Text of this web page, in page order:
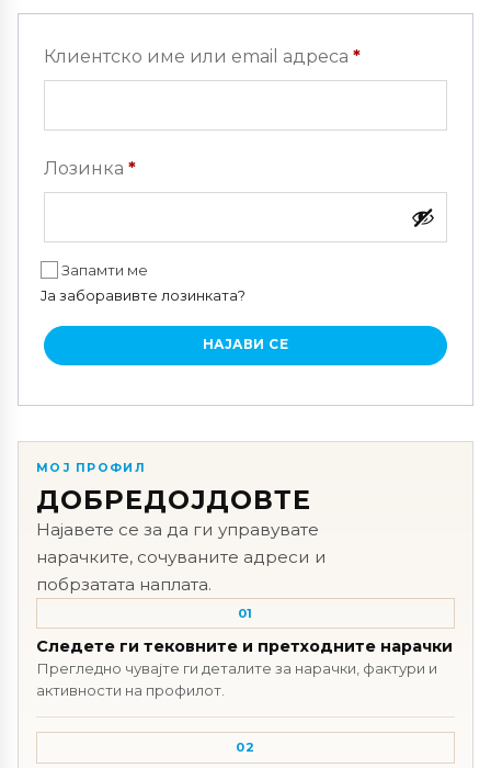
Клиентско име или email адреса *
Лозинка *Задолжително
Запамти ме
Ја заборавивте лозинката?
НАЈАВИ СЕ
МОЈ ПРОФИЛ
ДОБРЕДОЈДОВТЕ
Најавете се за да ги управувате
нарачките, сочуваните адреси и
побрзатата наплата.
01
Следете ги тековните и претходните нарачки
Прегледно чувајте ги деталите за нарачки, фактури и
активности на профилот.
02